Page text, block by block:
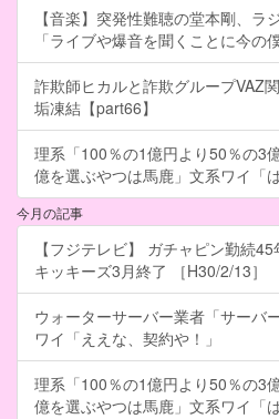
【音楽】突発性難聴の堂本剛、ラ
「ライブや爆音を聞くことに今の
詐欺師ヒカルと詐欺グループVAZ
垢凍結【part66】
理系「100％の1億円より50％の3
億を選ぶやつは馬鹿」文系ワイ「
今月の記事
【フジテレビ】 ガチャピン勤続
キッキーズ3月終了 ［H30/2/13］
ウォーターサーバー業者「サーバ
ワイ「ええな、契約や！」
理系「100％の1億円より50％の3
億を選ぶやつは馬鹿」文系ワイ「